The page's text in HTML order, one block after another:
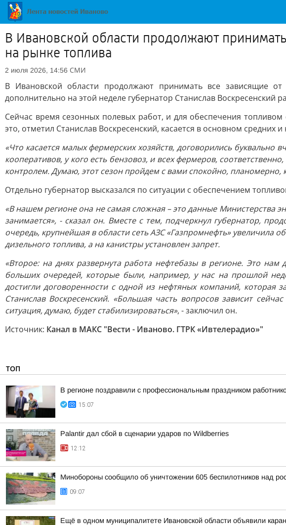
В Ивановской области продолжают
на рынке топлива
2 июля 2026, 14:56 СМИ
В Ивановской области продолжают принимать все зависящие
дополнительно на этой неделе губернатор Станислав Воскресенский
Сейчас время сезонных полевых работ, и для обеспечения
это, отметил Станислав Воскресенский, касается в основном средних и
«Что касается малых фермерских хозяйств, договорились
кооперативов, у кого есть бензовоз, и всех фермеров,
контролем. Думаю, этот сезон пройдем с вами спокойно, планомерно,
Отдельно губернатор высказался по ситуации с обеспечением
«В нашем регионе она не самая сложная – это данные Министерства
занимается», - сказал он. Вместе с тем, подчеркнул губернатор,
очередь, крупнейшая в области сеть АЗС «Газпромнефть» увеличила
дизельного топлива, а на канистры установлен запрет.
«Второе: на днях развернута работа нефтебазы в регионе. Это
больших очередей, которые были, например, у нас на прошлой
достигли договоренности с одной из нефтяных компаний,
Станислав Воскресенский. «Большая часть вопросов зависит
ситуация, думаю, будет стабилизироваться», - заключил он.
Источник: Канал в МАКС "Вести - Иваново. ГТРК «Ивтелерадио»"
ТОП
В регионе поздравили с профессиональным праздником
15:07
Palantir дал сбой в сценарии ударов по Wildberries
12:12
Минобороны сообщило об уничтожении 605 беспилотников над
09:07
Ещё в одном муниципалитете Ивановской области объявили